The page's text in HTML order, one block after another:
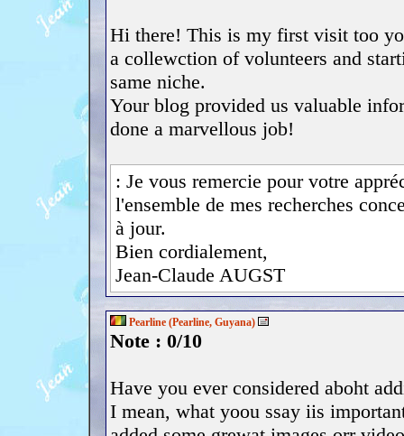
Hi there! This is my first visit too
a collewction of volunteers and
same niche.
Your blog provided us valuable
done a marvellous job!
: Je vous remercie pour votre
l'ensemble de mes recherches
à jour.
Bien cordialement,
Jean-Claude AUGST
Pearline (Pearline, Guyana)
Note : 0/10
Have you ever considered aboht
I mean, what yoou ssay iis